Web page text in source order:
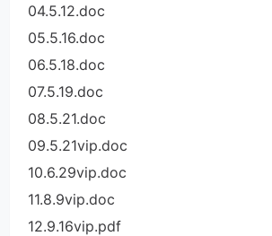
04.5.12.doc
05.5.16.doc
06.5.18.doc
07.5.19.doc
08.5.21.doc
09.5.21vip.doc
10.6.29vip.doc
11.8.9vip.doc
12.9.16vip.pdf